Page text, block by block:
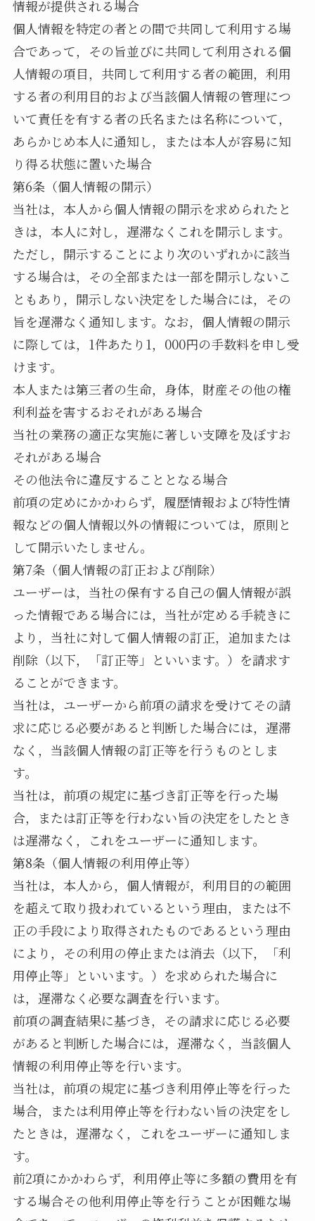
情報が提供される場合
個人情報を特定の者との間で共同して利用する場
合であって，その旨並びに共同して利用される個
人情報の項目，共同して利用する者の範囲，利用
する者の利用目的および当該個人情報の管理につ
いて責任を有する者の氏名または名称について，
あらかじめ本人に通知し，または本人が容易に知
り得る状態に置いた場合
第6条（個人情報の開示）
当社は，本人から個人情報の開示を求められたと
きは，本人に対し，遅滞なくこれを開示します。
ただし，開示することにより次のいずれかに該当
する場合は，その全部または一部を開示しないこ
ともあり，開示しない決定をした場合には，その
旨を遅滞なく通知します。なお，個人情報の開示
に際しては，1件あたり1，000円の手数料を申し受
けます。
本人または第三者の生命，身体，財産その他の権
利利益を害するおそれがある場合
当社の業務の適正な実施に著しい支障を及ぼすお
それがある場合
その他法令に違反することとなる場合
前項の定めにかかわらず，履歴情報および特性情
報などの個人情報以外の情報については，原則と
して開示いたしません。
第7条（個人情報の訂正および削除）
ユーザーは，当社の保有する自己の個人情報が誤
った情報である場合には，当社が定める手続きに
より，当社に対して個人情報の訂正，追加または
削除（以下，「訂正等」といいます。）を請求す
ることができます。
当社は，ユーザーから前項の請求を受けてその請
求に応じる必要があると判断した場合には，遅滞
なく，当該個人情報の訂正等を行うものとしま
す。
当社は，前項の規定に基づき訂正等を行った場
合，または訂正等を行わない旨の決定をしたとき
は遅滞なく，これをユーザーに通知します。
第8条（個人情報の利用停止等）
当社は，本人から，個人情報が，利用目的の範囲
を超えて取り扱われているという理由，または不
正の手段により取得されたものであるという理由
により，その利用の停止または消去（以下，「利
用停止等」といいます。）を求められた場合に
は，遅滞なく必要な調査を行います。
前項の調査結果に基づき，その請求に応じる必要
があると判断した場合には，遅滞なく，当該個人
情報の利用停止等を行います。
当社は，前項の規定に基づき利用停止等を行った
場合，または利用停止等を行わない旨の決定をし
たときは，遅滞なく，これをユーザーに通知しま
す。
前2項にかかわらず，利用停止等に多額の費用を有
する場合その他利用停止等を行うことが困難な場